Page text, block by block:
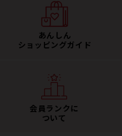
あんしん
ショッピングガイド
会員ランクに
ついて